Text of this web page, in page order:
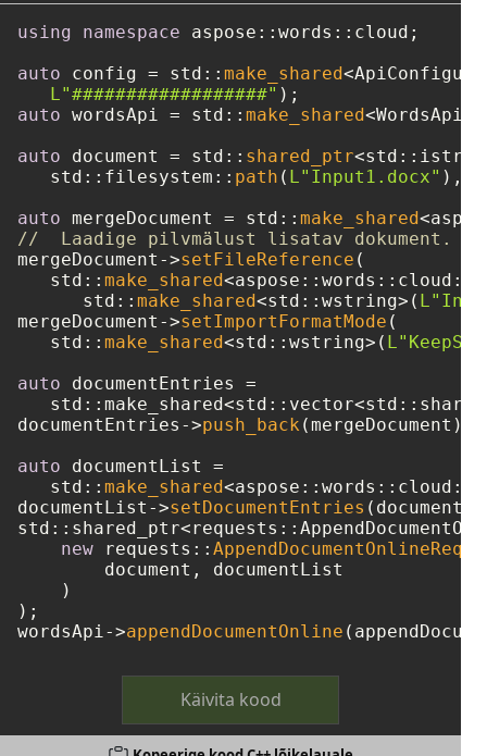
using namespace aspose::words::cloud;
auto config = std:: make_shared
L"##################"
auto wordsApi = std:: make_shared
auto document = std:: shared_ptr
   std::filesystem::
path ( L"Input1.docx" ),
auto mergeDocument = std:: make_shared
//  Laadige pilvmälust lisatav dokument.
mergeDocument->setFileReference (
   std::
make_shared
      std::
make_shared<std::wstring>(
mergeDocument->setImportFormatMode (
   std::
make_shared<std::wstring>(
auto documentEntries =
documentEntries->push_back (mergeDocument);
auto documentList =
   std::
make_shared
documentList->setDocumentEntries
new requests::
        document, documentList
    )
);
wordsApi->appendDocumentOnline
Käivita kood